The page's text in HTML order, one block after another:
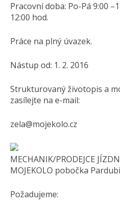
Pracovní doba: Po-Pá 9:00
12:00 hod.
Práce na plný úvazek.
Nástup od: 1. 2. 2016
Strukturovaný životopis a
zasílejte na e-mail:
zela@mojekolo.cz
MECHANIK/PRODEJCE
MOJEKOLO pobočka
Požadujeme: